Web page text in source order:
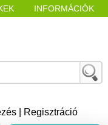
INFORMÁCIÓK
Regisztráció